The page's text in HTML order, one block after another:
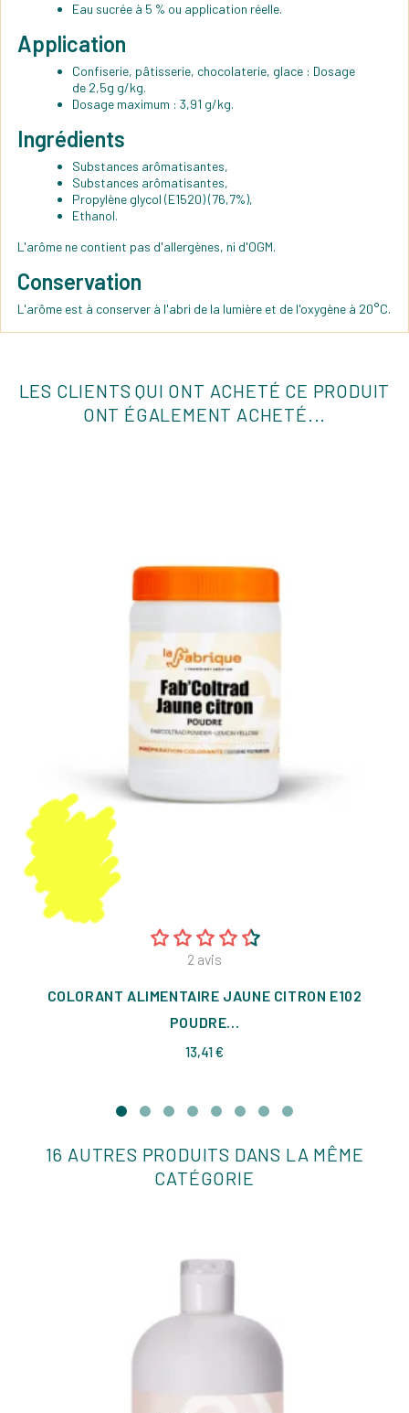
Eau sucrée à 5 % ou application réelle.
Application
Confiserie, pâtisserie, chocolaterie, glace : Dosage
de 2,5g g/kg.
Dosage maximum : 3,91 g/kg.
Ingrédients
Substances arômatisantes,
Substances arômatisantes,
Propylène glycol (E1520) (76,7%),
Ethanol.
L'arôme ne contient pas d'allergènes, ni d'OGM.
Conservation
L'arôme est à conserver à l'abri de la lumière et de l'oxygène à 20°C.
LES CLIENTS QUI ONT ACHETÉ CE PRODUIT
ONT ÉGALEMENT ACHETÉ...
2 avis
COLORANT ALIMENTAIRE JAUNE CITRON E102
POUDRE...
13,41 €
16 AUTRES PRODUITS DANS LA MÊME
CATÉGORIE